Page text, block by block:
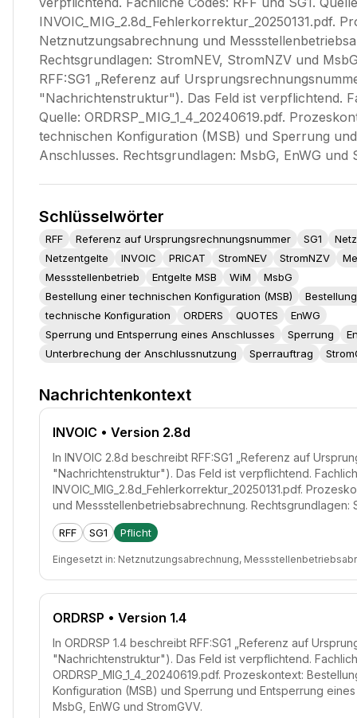
INVOIC_MIG_2.8d_Fehlerkorrektur_20250131.pdf.
Netznutzungsabrechnung und
Rechtsgrundlagen: StromNEV, StromNZV und
RFF:SG1 „Referenz auf
"Nachrichtenstruktur"). Das Feld ist verpflichtend.
Quelle: ORDRSP_MIG_1_4_20240619.pdf.
technischen Konfiguration (MSB) und Sperrung
Anschlusses. Rechtsgrundlagen: MsbG, EnWG und
Schlüsselwörter
RFF Referenz auf Ursprungsrechnungsnummer SG1
Netzentgelte
INVOIC PRICAT StromNEV StromNZV
Messstellenbetrieb
Entgelte MSB WiM
MsbG
Bestellung einer technischen Konfiguration (MSB)
technische Konfiguration
ORDERS QUOTES
EnWG
Sperrung und Entsperrung eines Anschlusses
Sperrung
Unterbrechung der Anschlussnutzung
Sperrauftrag
Nachrichtenkontext
INVOIC • Version 2.8d
In INVOIC 2.8d beschreibt RFF:SG1 „Referenz auf
"Nachrichtenstruktur"). Das Feld ist verpflichtend.
INVOIC_MIG_2.8d_Fehlerkorrektur_20250131.pdf.
und Messstellenbetriebsabrechnung. Rechtsgrundlagen:
RFF SG1 Pflicht
Eingesetzt in: Netznutzungsabrechnung,
ORDRSP • Version 1.4
In ORDRSP 1.4 beschreibt RFF:SG1 „Referenz auf
"Nachrichtenstruktur"). Das Feld ist verpflichtend.
ORDRSP_MIG_1_4_20240619.pdf. Prozeskontext:
Konfiguration (MSB) und Sperrung und Entsperrung
MsbG, EnWG und StromGVV.